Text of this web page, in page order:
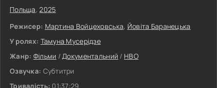
Польща,2025
Режисер: Мартина Войцеховська, Йовіта Баранецька
У ролях: Тамуна Мусерідзе
Жанр: Фільми /Документальний / HBO
Озвучка: Субтитри
Тривалість: 01:37:29